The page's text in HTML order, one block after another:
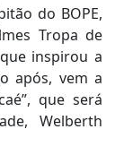
do BOPE,
Tropa de
inspirou a
após, vem a
que será
Welberth